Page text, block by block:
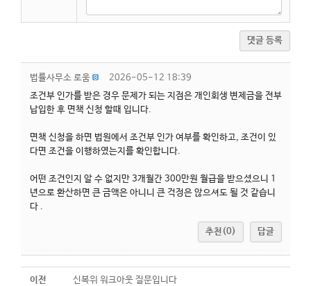
댓글 등록
법률사무소 로움
2026-05-12 18:39
조건부 인가를 받은 경우 문제가 되는 지점은 개인회생 변제금을 전부
납입한 후 면책 신청 할때 입니다.
면책 신청을 하면 법원에서 조건부 인가 여부를 확인하고, 조건이 있
다면 조건을 이행하였는지를 확인합니다.
어떤 조건인지 알 수 없지만 3개월간 300만원 월급을 받으셨으니 1
년으로 환산하면 큰 금액은 아니니 큰 걱정은 않으셔도 될 것 같습니
다 .
추천(0) 답글
이전 신복위 워크아웃 질문입니다